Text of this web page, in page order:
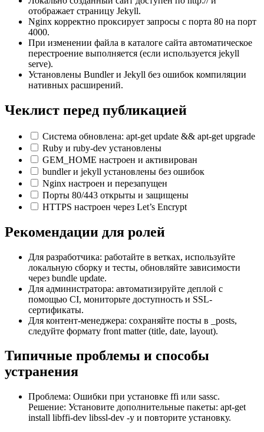
отображает страницу Jekyll.
Nginx корректно проксирует запросы с порта 80 на порт
4000.
При изменении файла в каталоге сайта автоматическое
перестроение выполняется (если используется jekyll
serve).
Установлены Bundler и Jekyll без ошибок компиляции
нативных расширений.
Чеклист перед публикацией
Система обновлена: apt-get update && apt-get upgrade
Ruby и ruby-dev установлены
GEM_HOME настроен и активирован
bundler и jekyll установлены без ошибок
Nginx настроен и перезапущен
Порты 80/443 открыты и защищены
HTTPS настроен через Let’s Encrypt
Рекомендации для ролей
Для разработчика: работайте в ветках, используйте
локальную сборку и тесты, обновляйте зависимости
через bundle update.
Для администратора: автоматизируйте деплой с
помощью CI, мониторьте доступность и SSL-
сертификаты.
Для контент-менеджера: сохраняйте посты в _posts,
следуйте формату front matter (title, date, layout).
Типичные проблемы и способы
устранения
Проблема: Ошибки при установке ffi или sassc.
Решение: Установите дополнительные пакеты: apt-get
install libffi-dev libssl-dev -y и повторите установку.